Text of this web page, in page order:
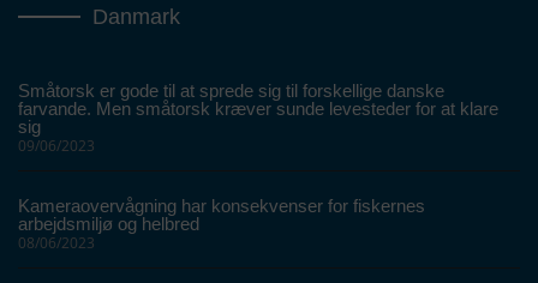
Danmark
Småtorsk er gode til at sprede sig til forskellige danske
farvande. Men småtorsk kræver sunde levesteder for at klare
sig
09/06/2023
Kameraovervågning har konsekvenser for fiskernes
arbejdsmiljø og helbred
08/06/2023